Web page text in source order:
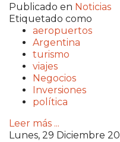
Publicado en Noticias
Etiquetado como
aeropuertos
Argentina
turismo
viajes
Negocios
Inversiones
política
Leer más ...
Lunes, 29 Diciembre